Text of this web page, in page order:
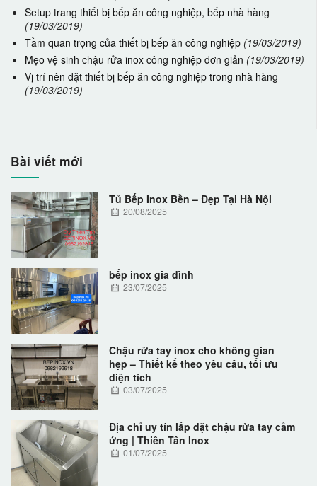
Setup trang thiết bị bếp ăn công nghiệp, bếp nhà hàng
(19/03/2019)
Tầm quan trọng của thiết bị bếp ăn công nghiệp (19/03/2019)
Mẹo vệ sinh chậu rửa inox công nghiệp đơn giản (19/03/2019)
Vị trí nên đặt thiết bị bếp ăn công nghiệp trong nhà hàng
(19/03/2019)
Bài viết mới
Tủ Bếp Inox Bền – Đẹp Tại Hà Nội
20/08/2025
bếp inox gia đình
23/07/2025
Chậu rửa tay inox cho không gian
hẹp – Thiết kế theo yêu cầu, tối ưu
diện tích
03/07/2025
Địa chỉ uy tín lắp đặt chậu rửa tay cảm
ứng | Thiên Tân Inox
01/07/2025